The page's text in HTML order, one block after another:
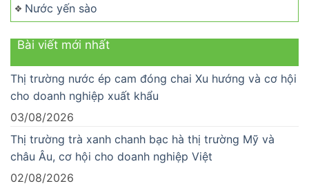
Nước yến sào
Bài viết mới nhất
Thị trường nước ép cam đóng chai Xu hướng và cơ hội
cho doanh nghiệp xuất khẩu
03/08/2026
Thị trường trà xanh chanh bạc hà thị trường Mỹ và
châu Âu, cơ hội cho doanh nghiệp Việt
02/08/2026